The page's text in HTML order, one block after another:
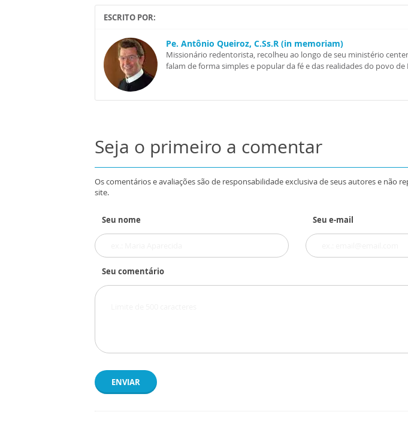
ESCRITO POR:
Pe. Antônio Queiroz, C.Ss.R (in memoriam)
Missionário redentorista, recolheu ao longo de seu ministério
falam de forma simples e popular da fé e das realidades do povo de
Seja o primeiro a comentar
Os comentários e avaliações são de responsabilidade exclusiva de seus autores e não
site.
Seu nome Seu e-mail
Seu comentário
ENVIAR